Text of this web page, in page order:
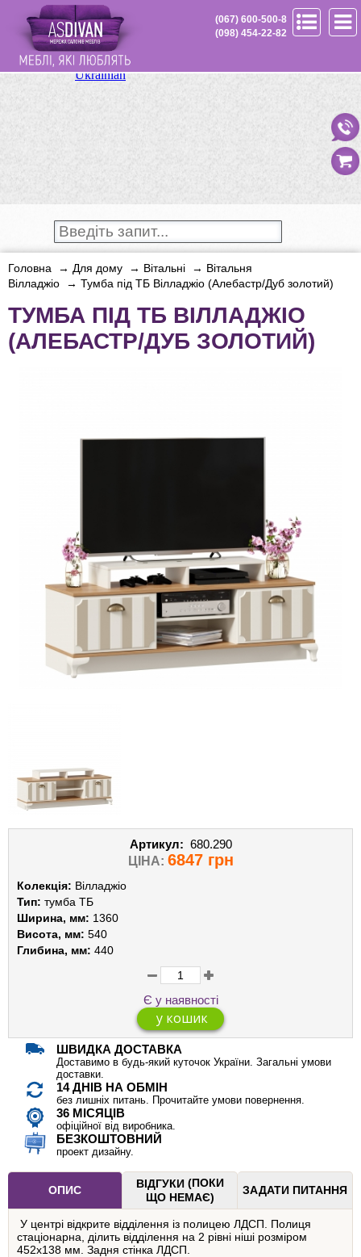
(067) 600-500-8
(098) 454-22-82
Головна → Для дому → Вітальні → Вітальня
Вілладжіо → Тумба під ТБ Вілладжіо (Алебастр/Дуб золотий)
ТУМБА ПІД ТБ ВІЛЛАДЖІО
(АЛЕБАСТР/ДУБ ЗОЛОТИЙ)
Артикул: 680.290
ЦІНА: 6847 грн
Колекція: Вілладжіо
Тип: тумба ТБ
Ширина, мм: 1360
Висота, мм: 540
Глибина, мм: 440
Є у наявності
ШВИДКА ДОСТАВКА
Доставимо в будь-який куточок України. Загальні умови
доставки.
14 ДНІВ НА ОБМІН
без лишніх питань. Прочитайте умови повернення.
36 МІСЯЦІВ
офіційної від виробника.
БЕЗКОШТОВНИЙ
проект дизайну.
ОПИС ВІДГУКИ (ПОКИ
ЩО НЕМАЄ)
ЗАДАТИ ПИТАННЯ
У центрі відкрите відділення із полицею ЛДСП. Полиця
стаціонарна, ділить відділення на 2 рівні ніші розміром
452х138 мм. Задня стінка ЛДСП.